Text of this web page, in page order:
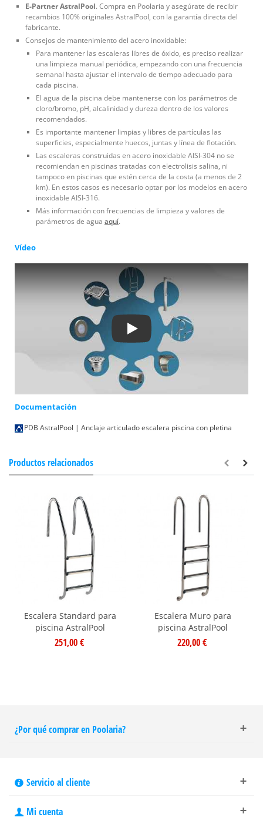
E-Partner AstralPool. Compra en Poolaria y asegúrate de recibir
recambios 100% originales AstralPool, con la garantía directa del
fabricante.
Consejos de mantenimiento del acero inoxidable:
Para mantener las escaleras libres de óxido, es preciso realizar
una limpieza manual periódica, empezando con una frecuencia
semanal hasta ajustar el intervalo de tiempo adecuado para
cada piscina.
El agua de la piscina debe mantenerse con los parámetros de
cloro/bromo, pH, alcalinidad y dureza dentro de los valores
recomendados.
Es importante mantener limpias y libres de partículas las
superficies, especialmente huecos, juntas y línea de flotación.
Las escaleras construidas en acero inoxidable AISI-304 no se
recomiendan en piscinas tratadas con electrolisis salina, ni
tampoco en piscinas que estén cerca de la costa (a menos de 2
km). En estos casos es necesario optar por los modelos en acero
inoxidable AISI-316.
Más información con frecuencias de limpieza y valores de
parámetros de agua aquí.
Vídeo
Play
Documentación
PDB AstralPool | Anclaje articulado escalera piscina con pletina
Productos relacionados
Escalera Standard para
piscina AstralPool
251,00 €
Escalera Muro para
piscina AstralPool
220,00 €
¿Por qué comprar en Poolaria?
Servicio al cliente
Mi cuenta